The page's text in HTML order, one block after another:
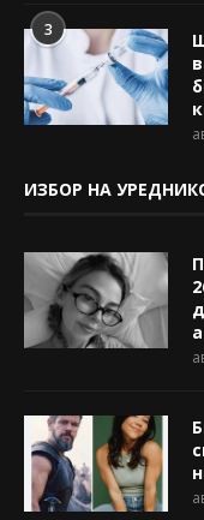
3
ИЗБОР НА